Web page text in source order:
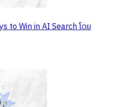
to Win in AI Search โดย